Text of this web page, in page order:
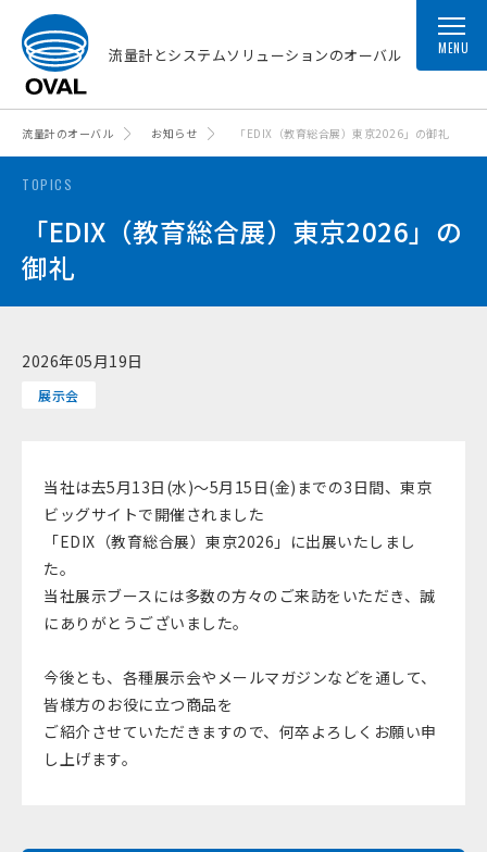
流量計とシステムソリューションのオーバル MENU
流量計のオーバル お知らせ 「EDIX（教育総合展）東京2026」の御礼
TOPICS
「EDIX（教育総合展）東京2026」の
御礼
2026年05月19日
展示会
当社は去5月13日(水)～5月15日(金)までの3日間、東京
ビッグサイトで開催されました
「EDIX（教育総合展）東京2026」に出展いたしまし
た。
当社展示ブースには多数の方々のご来訪をいただき、誠
にありがとうございました。
今後とも、各種展示会やメールマガジンなどを通して、
皆様方のお役に立つ商品を
ご紹介させていただきますので、何卒よろしくお願い申
し上げます。